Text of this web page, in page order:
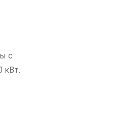
с
кВт.